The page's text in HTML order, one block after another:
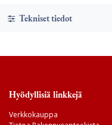
Tekniset tiedot
Hyödyllisiä linkkejä
Verkkokauppa